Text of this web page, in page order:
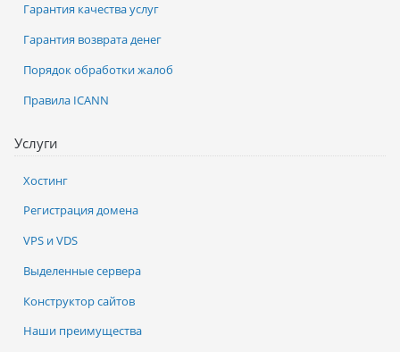
Услуги
Хостинг
Регистрация домена
VPS и VDS
Выделенные сервера
Конструктор сайтов
Наши преимущества
Гарантия качества услуг
Гарантия возврата денег
Порядок обработки жалоб
Правила ICANN